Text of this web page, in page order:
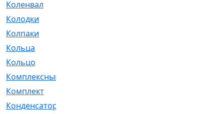
Коленвал
Колодки
Колпаки
Кольца
Кольцо
Комплексный
Комплект
Конденсатор